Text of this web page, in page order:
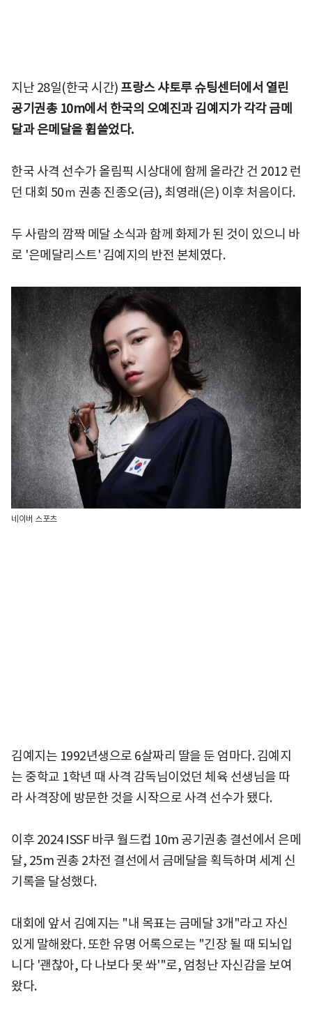
지난 28일(한국 시간) 프랑스 샤토루 슈팅센터에서 열린
공기권총 10m에서 한국의 오예진과 김예지가 각각 금메
달과 은메달을 휩쓸었다.
한국 사격 선수가 올림픽 시상대에 함께 올라간 건 2012 런
던 대회 50ｍ 권총 진종오(금), 최영래(은) 이후 처음이다.
두 사람의 깜짝 메달 소식과 함께 화제가 된 것이 있으니 바
로 '은메달리스트' 김예지의 반전 본체였다.
네이버 스포츠
김예지는 1992년생으로 6살짜리 딸을 둔 엄마다. 김예지
는 중학교 1학년 때 사격 감독님이었던 체육 선생님을 따
라 사격장에 방문한 것을 시작으로 사격 선수가 됐다.
이후 2024 ISSF 바쿠 월드컵 10m 공기권총 결선에서 은메
달, 25m 권총 2차전 결선에서 금메달을 획득하며 세계 신
기록을 달성했다.
대회에 앞서 김예지는 "내 목표는 금메달 3개"라고 자신
있게 말해왔다. 또한 유명 어록으로는 "긴장 될 때 되뇌입
니다 '괜찮아, 다 나보다 못 쏴'"로, 엄청난 자신감을 보여
왔다.